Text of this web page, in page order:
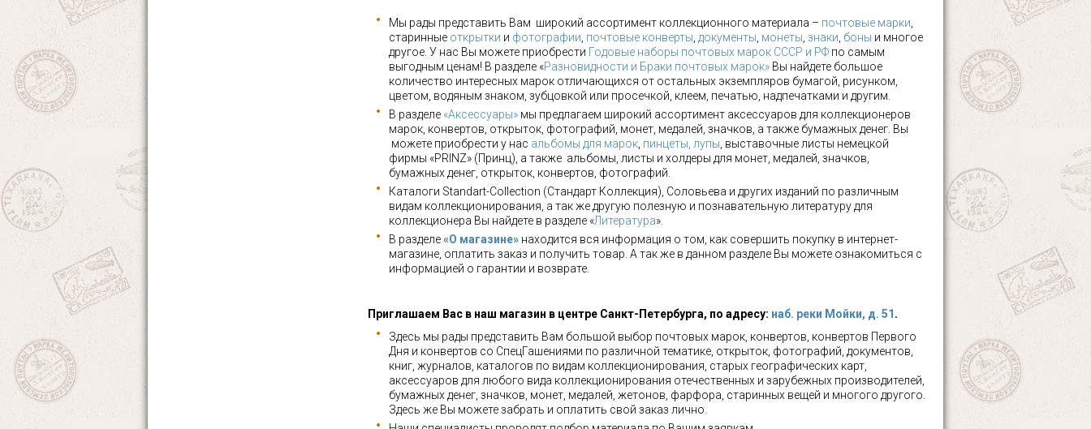
Мы рады представить Вам широкий ассортимент коллекционного материала – почтовые марки
старинные открытки и фотографии почтовые конверты документы монеты знаки боны и многое
другое. У нас Вы можете приобрести Годовые наборы почтовых марок СССР и РФ по самым
выгодным ценам! В разделе «Разновидности и Браки почтовых марок» Вы найдете большое
количество интересных марок отличающихся от остальных экземпляров бумагой, рисунком,
цветом, водяным знаком, зубцовкой или просечкой, клеем, печатью, надпечатками и другим.
В разделе «Аксессуары» мы предлагаем широкий ассортимент аксессуаров для коллекционеров
марок, конвертов, открыток, фотографий, монет, медалей, значков, а также бумажных денег. Вы
можете приобрести у нас альбомы для марок пинцеты, лупы , выставочные листы немецкой
фирмы «PRINZ» (Принц), а также альбомы, листы и холдеры для монет, медалей, значков,
бумажных денег, открыток, конвертов, фотографий.
Каталоги Standart-Collection (Стандарт Коллекция), Соловьева и других изданий по различным
видам коллекционирования, а так же другую полезную и познавательную литературу для
коллекционера Вы найдете в разделе «Литература».
В разделе«О магазине» находится вся информация о том, как совершить покупку в интернет-
магазине, оплатить заказ и получить товар. А так же в данном разделе Вы можете ознакомиться с
информацией о гарантии и возврате.
Приглашаем Вас в наш магазин в центре Санкт-Петербурга, по адресу: наб. реки Мойки, д. 51 .
Здесь мы рады представить Вам большой выбор почтовых марок, конвертов, конвертов Первого
Дня и конвертов со СпецГашениями по различной тематике, открыток, фотографий, документов,
книг, журналов, каталогов по видам коллекционирования, старых географических карт,
аксессуаров для любого вида коллекционирования отечественных и зарубежных производителей,
бумажных денег, значков, монет, медалей, жетонов, фарфора, старинных вещей и многого другого.
Здесь же Вы можете забрать и оплатить свой заказ лично.